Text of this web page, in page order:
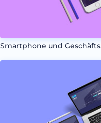
Smartphone und